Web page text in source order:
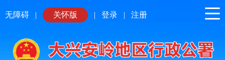
无障碍 | 关怀版 | 登录 | 注册